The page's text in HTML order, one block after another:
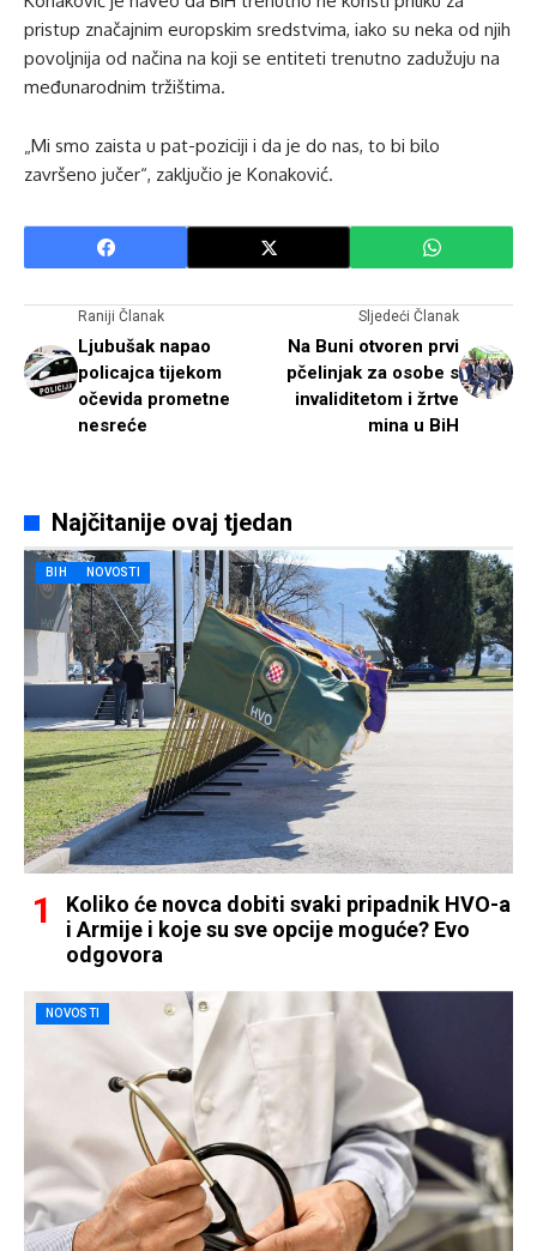
pristup značajnim europskim sredstvima, iako su neka od njih
povoljnija od načina na koji se entiteti trenutno zadužuju na
međunarodnim tržištima.
„Mi smo zaista u pat-poziciji i da je do nas, to bi bilo
završeno jučer“, zaključio je Konaković.
Raniji Članak
Ljubušak napao
policajca tijekom
očevida prometne
nesreće
Sljedeći Članak
Na Buni otvoren prvi
pčelinjak za osobe s
invaliditetom i žrtve
mina u BiH
Najčitanije ovaj tjedan
BIH NOVOSTI
Koliko će novca dobiti svaki pripadnik HVO-a
i Armije i koje su sve opcije moguće? Evo
odgovora
NOVOSTI